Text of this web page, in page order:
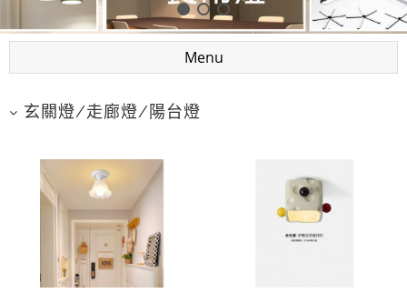
Menu
玄關燈/走廊燈/陽台燈